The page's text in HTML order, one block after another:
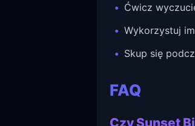
Ćwicz
Wykorzystuj
Skup się
FAQ
Czy Sunset